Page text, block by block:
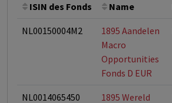
ISIN des Fonds Name
NL00150004M2
1895 Aandelen
Macro
Opportunities
Fonds D EUR
NL0014065450
1895 Wereld